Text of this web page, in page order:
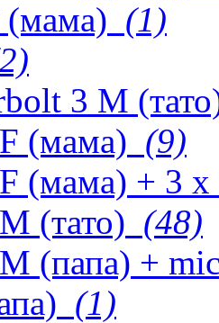
(мама) (1)
3 M
(мама) (9)
(мама) + 3
(тато) (48)
(папа) +
(1)